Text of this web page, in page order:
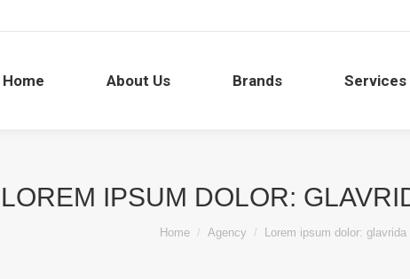
Home About Us Brands Services
LOREM IPSUM DOLOR:
You are here:
Home Agency Lorem ipsum dolor: